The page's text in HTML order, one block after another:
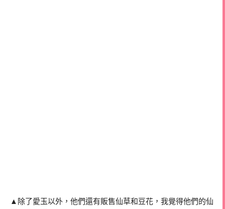
▲除了愛玉以外，他們還有販售仙草和豆花，我覺得他們的仙